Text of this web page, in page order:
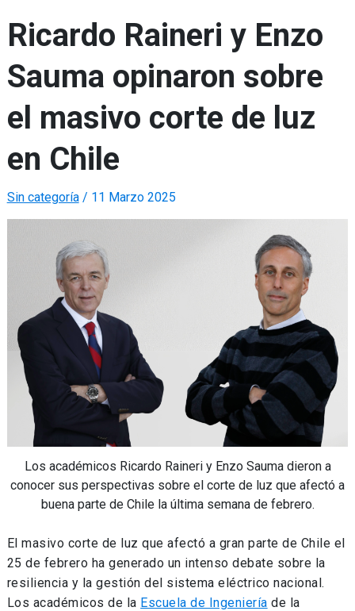
Ricardo Raineri y Enzo
Sauma opinaron sobre
el masivo corte de luz
en Chile
Sin categoría/ 11 Marzo 2025
Los académicos Ricardo Raineri y Enzo Sauma dieron a
conocer sus perspectivas sobre el corte de luz que afectó a
buena parte de Chile la última semana de febrero.
El masivo corte de luz que afectó a gran parte de Chile el
25 de febrero ha generado un intenso debate sobre la
resiliencia y la gestión del sistema eléctrico nacional.
Los académicos de la Escuela de Ingeniería de la